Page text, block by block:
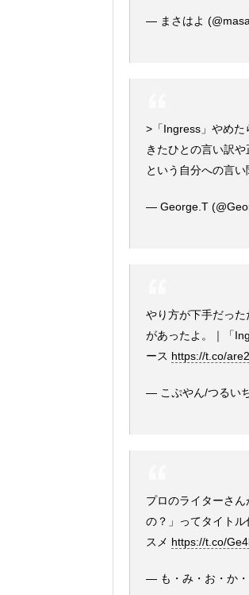
— まさはよ
>「Ingress」やめた
きたひとの言い訳
という自分への言い
— George.T
やり方が下手だっ
があったよ。｜「
ース https://t.co/
— こぷやん/つるい
プロのライターさ
の？」ってタイト
スメ https://t.co/
— も・み・お・か